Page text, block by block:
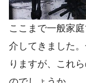
ここまで一般家
介してきました
りますが、これ